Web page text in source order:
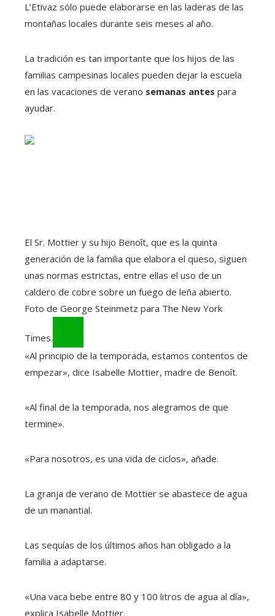
L’Etivaz sólo puede elaborarse en las laderas de las
montañas locales durante seis meses al año.
La tradición es tan importante que los hijos de las
familias campesinas locales pueden dejar la escuela
en las vacaciones de verano semanas antes para
ayudar.
El Sr. Mottier y su hijo Benoît, que es la quinta
generación de la familia que elabora el queso, siguen
unas normas estrictas, entre ellas el uso de un
caldero de cobre sobre un fuego de leña abierto.
Foto de George Steinmetz para The New York
Times.
«Al principio de la temporada, estamos contentos de
empezar», dice Isabelle Mottier, madre de Benoît.
«Al final de la temporada, nos alegramos de que
termine».
«Para nosotros, es una vida de ciclos», añade.
La granja de verano de Mottier se abastece de agua
de un manantial.
Las sequías de los últimos años han obligado a la
familia a adaptarse.
«Una vaca bebe entre 80 y 100 litros de agua al día»,
explica Isabelle Mottier.